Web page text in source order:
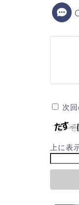
次
上に表